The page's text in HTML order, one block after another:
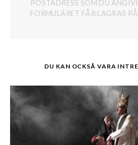
POSTADRESS SOM DU
FORMULÄRET FÅR LAGRAS
DU KAN OCKSÅ VARA